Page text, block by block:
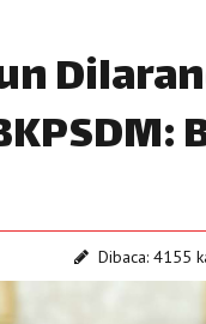
Dibaca: 4155